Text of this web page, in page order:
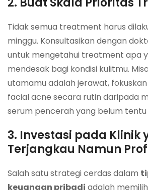
Tidak semua treatment harus
minggu. Konsultasikan dengan
untuk mengetahui treatment apa
mendesak bagi kondisi kulitmu.
utamamu adalah jerawat,
facial acne secara rutin daripada
serum pencerah yang belum tentu
3. Investasi pada Klinik
Terjangkau Namun
Salah satu strategi cerdas dalam
keuangan pribadi adalah